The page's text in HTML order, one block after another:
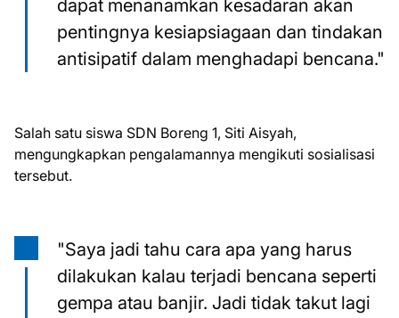
dapat menanamkan kesadaran akan
pentingnya kesiapsiagaan dan tindakan
antisipatif dalam menghadapi bencana."
Salah satu siswa SDN Boreng 1, Siti Aisyah,
mengungkapkan pengalamannya mengikuti sosialisasi
tersebut.
"Saya jadi tahu cara apa yang harus
dilakukan kalau terjadi bencana seperti
gempa atau banjir. Jadi tidak takut lagi